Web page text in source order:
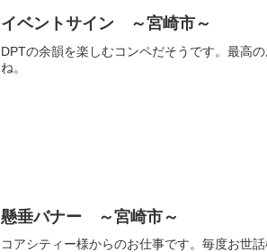
イベントサイン ～宮崎市～
DPTの余韻を楽しむコンペだそうです。最高
ね。
懸垂バナー ～宮崎市～
コアシティー様からのお仕事です。毎度お世話